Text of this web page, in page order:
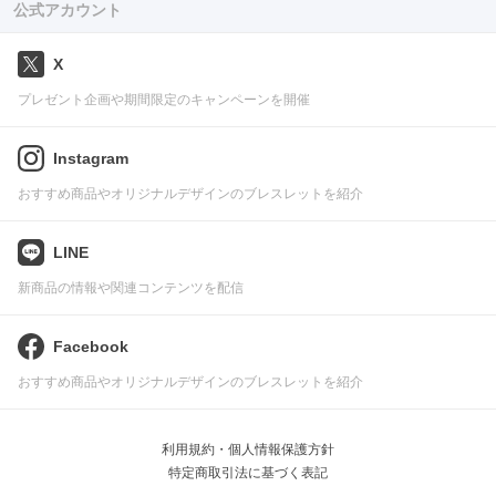
公式アカウント
X
プレゼント企画や期間限定のキャンペーンを開催
Instagram
おすすめ商品やオリジナルデザインのブレスレットを紹介
LINE
新商品の情報や関連コンテンツを配信
Facebook
おすすめ商品やオリジナルデザインのブレスレットを紹介
利用規約・個人情報保護方針
特定商取引法に基づく表記